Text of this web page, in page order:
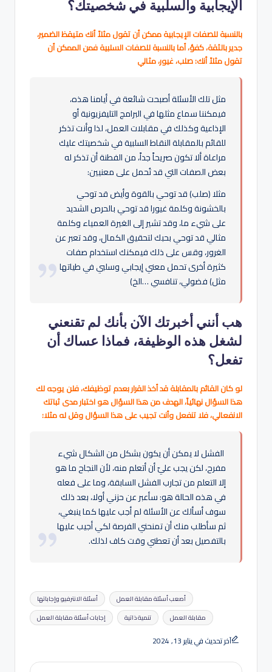
الإيجابية والسلبية في شخصيتك؟
بالنسبة للصفات الإيجابية ممكن أن تقول مثلاً أنك متيقظ الضمير،
جدير بالثقة، كفؤ، أما بالنسبة للصفات السلبية فمن الممكن أن
تقول مثلاً أنك: صلب، غيور، مثالي
مثل تلك الأسئلة أصبحت شائعة في أيامنا هذه،
فيمكننا سماع مثلها في البرامج التليفزيونية أو
الإذاعية وكذلك في مقابلات العمل، لذا وأنت تذكر
للقائم بالمقابلة النقاط السلبية في شخصيتك عليك
مراعاة ألا تكون صريحاً جداً، من الفطنة أن تذكر له
بعض الصفات التي قد تُحمل على معنيين:
مثلا (صلب) قد توحي بالقوة وأيض قد توحي
بالخشونة وكلمة غيورا قد توحي بالحرص الشديد
على شيء ما، وقد تشير إلى الغيرة العمياء وكلمة
مثالي قد توحي بحبك لتحقيق الكمال، وقد تعبر عن
الغرور، وقس على ذلك فيمكنك استخدام صفات
كثيرة أخرى تحمل معني إيجابي وسلبي في طياتها
مثل) فضولي، تنافسي …الخ)
هب أنني أخبرتك الآن بأنك لم تقنعني
لشغل هذه الوظيفة، فماذا عساك أن
تفعل؟
لو كان القائم بالمقابلة قد أخذ القرار بعدم توظيفك، فلن يوجه لك
هذا السؤال نهائياً، الهدف من هذا السؤال هو اختبار مدى ثباتك
الانفعالي، فلا تنفعل وأنت تجيب على هذا السؤال وقل له مثلا:
الفشل لا يمكن أن يكون بشكل من الشكال شيء
مفرح، لكن يجب عليّ أن أتعلم منه، لأن النجاح ما هو
إلا التعلم من تجارب الفشل السابقة، وما على فعله
في هذه الحالة هو: سأعبر عن حزني أولا، بعد ذلك
سوف أسألك عن الأسئلة لم أجب عليها كما ينبغي،
ثم سأطلب منك أن تمنحني الفرصة لكي أجيب عليها
بالتفصيل بعد أن تعطني وقت كاف لذلك.
أسئلة الانترفيو وإجاباتها
أصعب أسئلة مقابلة العمل
إجابات أسئلة مقابلة العمل
تنمية ذاتية مقابلة العمل
آخر تحديث في يناير 13, 2024